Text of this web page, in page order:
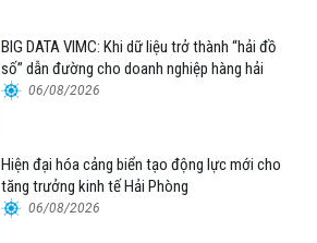
BIG DATA VIMC: Khi dữ liệu trở thành “hải đồ
số” dẫn đường cho doanh nghiệp hàng hải
06/08/2026
Hiện đại hóa cảng biển tạo động lực mới cho
tăng trưởng kinh tế Hải Phòng
06/08/2026